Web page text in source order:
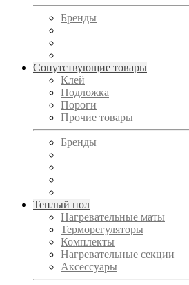
Бренды
Сопутствующие товары
Клей
Подложка
Пороги
Прочие товары
Бренды
Теплый пол
Нагревательные маты
Терморегуляторы
Комплекты
Нагревательные секции
Аксессуары